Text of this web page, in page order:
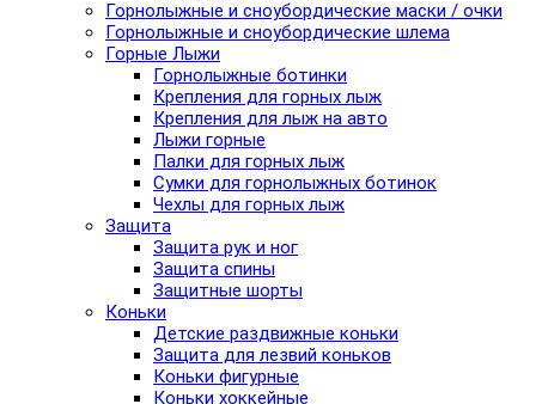
Горнолыжные и сноубордические маски / очки
Горнолыжные и сноубордические шлема
Горные Лыжи
Горнолыжные ботинки
Крепления для горных лыж
Крепления для лыж на авто
Лыжи горные
Палки для горных лыж
Сумки для горнолыжных ботинок
Чехлы для горных лыж
Защита
Защита рук и ног
Защита спины
Защитные шорты
Коньки
Детские раздвижные коньки
Защита для лезвий коньков
Коньки фигурные
Коньки хоккейные